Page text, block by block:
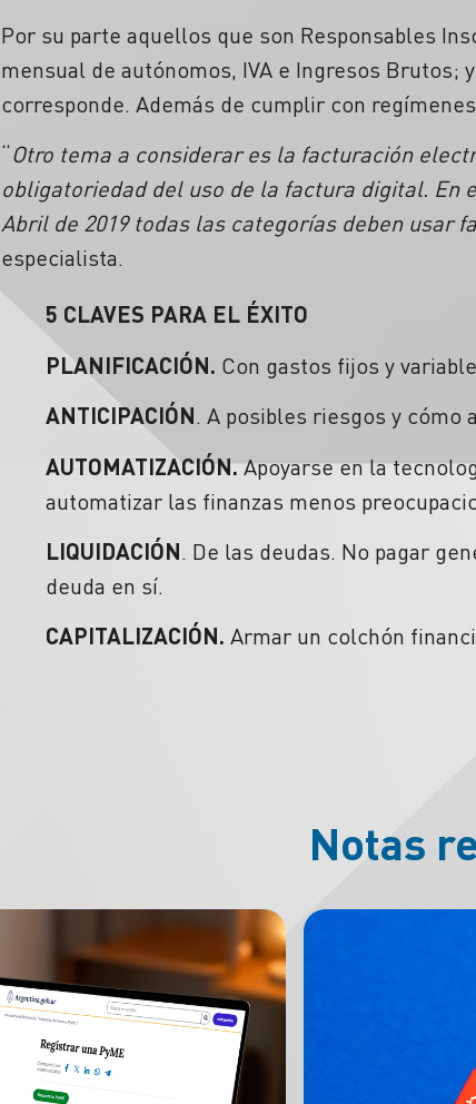
Por su parte aquellos que son Responsables
mensual de autónomos, IVA e Ingresos Brutos;
corresponde. Además de cumplir con
“Otro tema a considerar es la facturación
obligatoriedad del uso de la factura digital.
Abril de 2019 todas las categorías deben usar
especialista.
5 CLAVES PARA EL ÉXITO
PLANIFICACIÓN. Con gastos fijos y
ANTICIPACIÓN. A posibles riesgos y cómo
AUTOMATIZACIÓN.Apoyarse en la
automatizar las finanzas menos
LIQUIDACIÓN. De las deudas. No pagar
deuda en sí.
CAPITALIZACIÓN. Armar un colchón
Notas